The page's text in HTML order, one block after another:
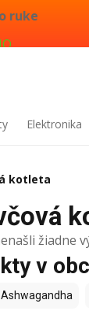
ruke
Elektronika
kotleta
žiadne
v
Ashwagandha